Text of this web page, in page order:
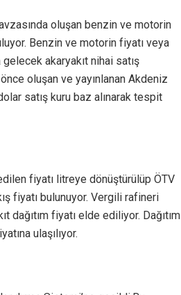
oluşan benzin ve motorin
Benzin ve motorin fiyatı veya
akaryakıt nihai satış
oluşan ve yayınlanan Akdeniz
satış kuru baz alınarak tespit
fiyatı litreye dönüştürülüp ÖTV
fiyatı bulunuyor. Vergili rafineri
dağıtım fiyatı elde ediliyor. Dağıtım
ulaşılıyor.